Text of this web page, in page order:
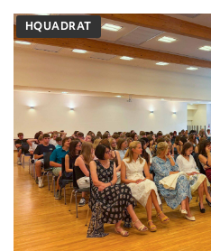
HQUADRAT